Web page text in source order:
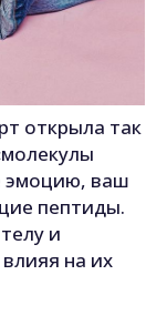
открыла так
эмоцию, ваш
пептиды.
и
на их